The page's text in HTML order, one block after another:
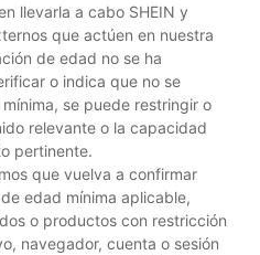
llevarla a cabo SHEIN y
que actúen en nuestra
de edad no se ha
o indica que no se
se puede restringir o
relevante o la capacidad
pertinente.
que vuelva a confirmar
edad mínima aplicable,
o productos con restricción
navegador, cuenta o sesión